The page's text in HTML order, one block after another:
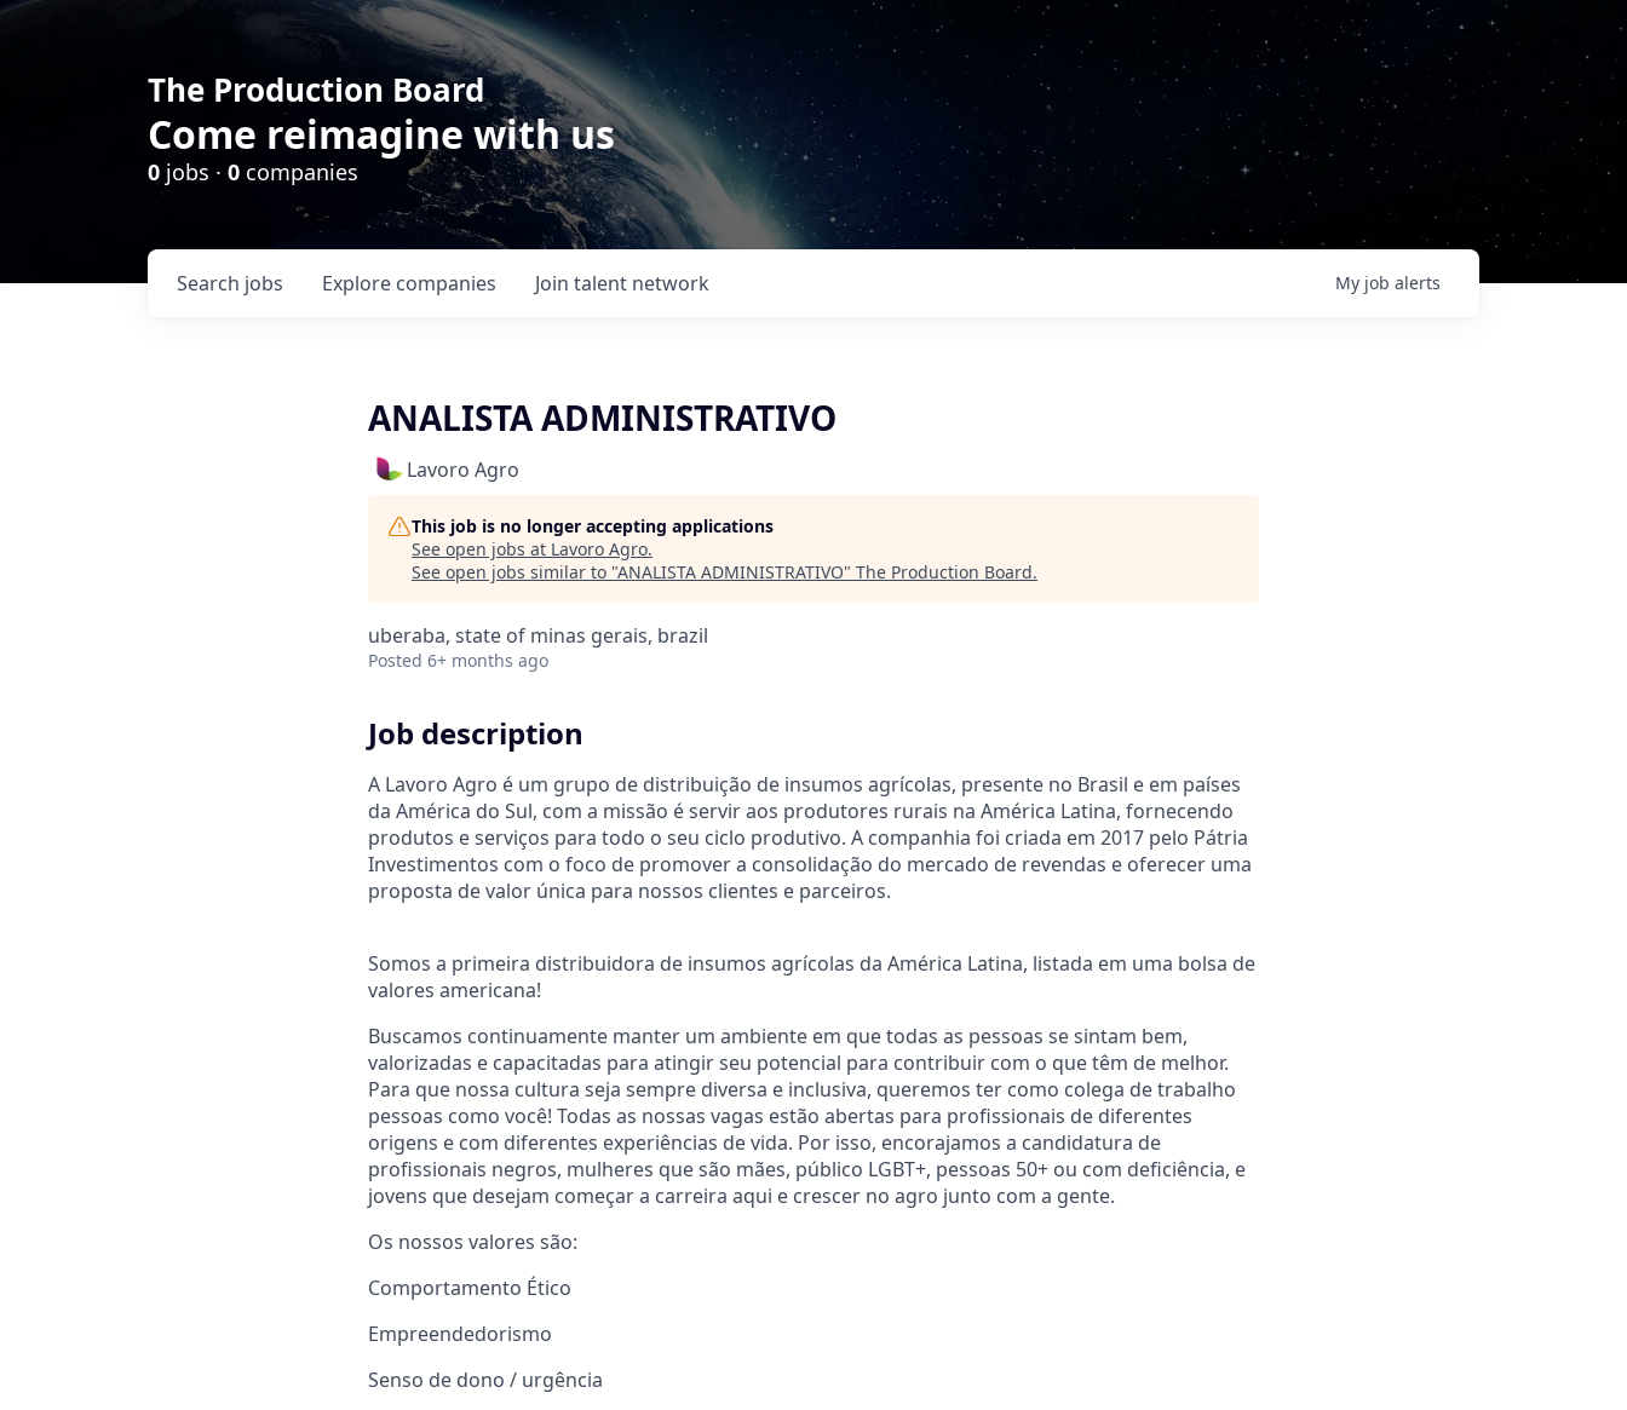
The Production Board
Come reimagine with us
0 jobs · 0 companies
Search jobs Explore companies Join talent network My job alerts
ANALISTA ADMINISTRATIVO
Lavoro Agro
This job is no longer accepting applications
See open jobs at Lavoro Agro.
See open jobs similar to "ANALISTA ADMINISTRATIVO" The Production Board.
uberaba, state of minas gerais, brazil
Posted 6+ months ago
Job description
A Lavoro Agro é um grupo de distribuição de insumos agrícolas, presente no Brasil e em países
da América do Sul, com a missão é servir aos produtores rurais na América Latina, fornecendo
produtos e serviços para todo o seu ciclo produtivo. A companhia foi criada em 2017 pelo Pátria
Investimentos com o foco de promover a consolidação do mercado de revendas e oferecer uma
proposta de valor única para nossos clientes e parceiros.
Somos a primeira distribuidora de insumos agrícolas da América Latina, listada em uma bolsa de
valores americana!
Buscamos continuamente manter um ambiente em que todas as pessoas se sintam bem,
valorizadas e capacitadas para atingir seu potencial para contribuir com o que têm de melhor.
Para que nossa cultura seja sempre diversa e inclusiva, queremos ter como colega de trabalho
pessoas como você! Todas as nossas vagas estão abertas para profissionais de diferentes
origens e com diferentes experiências de vida. Por isso, encorajamos a candidatura de
profissionais negros, mulheres que são mães, público LGBT+, pessoas 50+ ou com deficiência, e
jovens que desejam começar a carreira aqui e crescer no agro junto com a gente.
Os nossos valores são:
Comportamento Ético
Empreendedorismo
Senso de dono / urgência